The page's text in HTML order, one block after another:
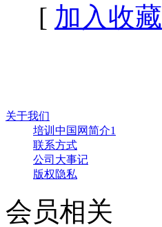
[ 加入收藏
关于我们
培训中国网简介1
联系方式
公司大事记
版权隐私
会员相关